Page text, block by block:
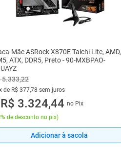
Mãe ASRock X870E Taichi Lite, AMD,
ATX, DDR5, Preto - 90-MXBPAO-
5.333,22
de R$ 377,78 sem juros
vez de R$ 377,78 sem juros
R$ 3.324,44 no Pix
de desconto no pix)
Adicionar à sacola